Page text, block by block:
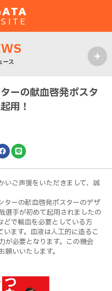
ース
ーの献血啓発ポスタ
用！
いご声援をいただきまして、誠
ターの献血啓発ポスターのデザ
選手が初めて起用されましたの
どで輸血を必要としている方
ます。血液は人工的に造るこ
が必要となります。この機会
いいたします。